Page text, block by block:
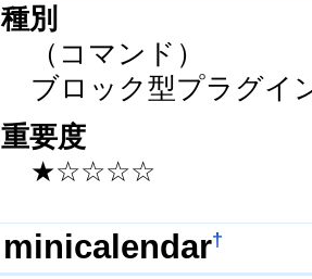
種別
（コマンド）
ブロック型プラグイ
重要度
★☆☆☆☆
minicalendar†